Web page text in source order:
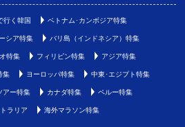
行く韓国 ベトナム･カンボジア特集
シア特集 バリ島（インドネシア）特集
特集 フィリピン特集 アジア特集
集 ヨーロッパ特集 中東･エジプト特集
アー特集 カナダ特集 ペルー特集
ラリア 海外マラソン特集